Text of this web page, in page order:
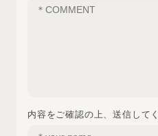
内容をご確認の上、送信して